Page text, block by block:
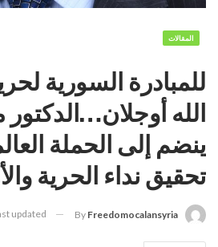
المقالات
للمبادرة السورية
الله
ينضم إلى الحملة
تحقيق نداء الحرية
By Freedomocalansyria
updated